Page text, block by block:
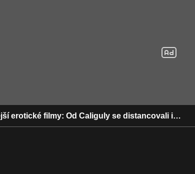
erotické filmy: Od Caliguly se distancovali i…